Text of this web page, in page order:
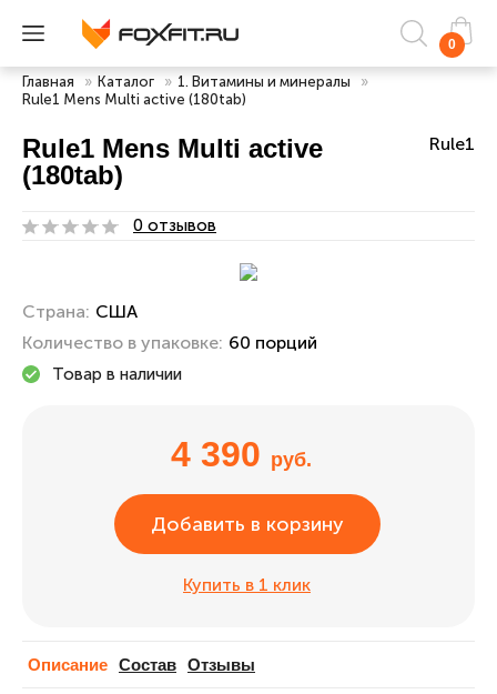
0
Главная » Каталог » 1. Витамины и минералы
»
Rule1 Mens Multi active (180tab)
Rule1 Mens Multi active
(180tab)
Rule1
0 отзывов
Страна: США
Количество в упаковке: 60 порций
Товар в наличии
4 390 руб.
Добавить в корзину
Купить в 1 клик
Описание Cостав Отзывы